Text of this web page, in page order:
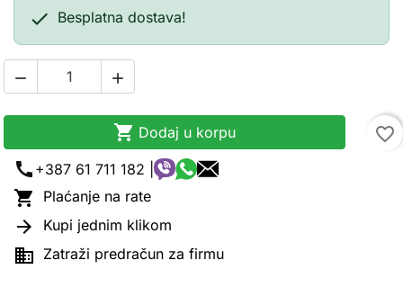
 Besplatna dostava!
 
 Dodaj u korpu
favorite_border
call +387 61 711 182 |
 Plaćanje na rate
 Kupi jednim klikom
 Zatraži predračun za firmu